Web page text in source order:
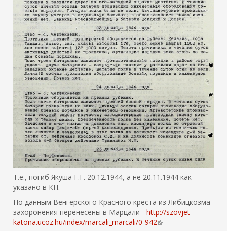
Т.е., погиб Якуша Г.Г. 20.12.1944, а не 20.11.1944 как
указано в КП.
По данным Венгерского Красного креста из Либицкозма
захоронения перенесены в Марцали - http://szovjet-
katona.ucoz.hu/index/marcali_marcali/0-942(